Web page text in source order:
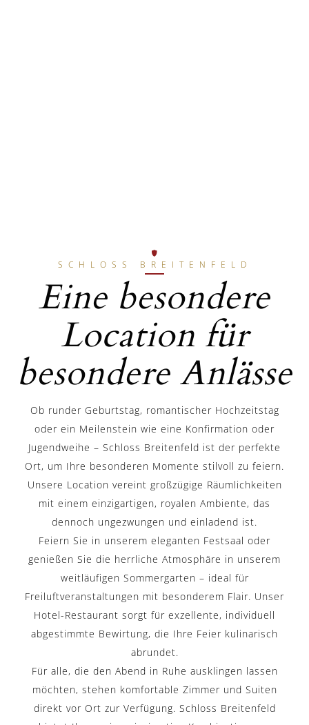
SCHLOSS BREITENFELD
Eine besondere
Location für
besondere Anlässe
Ob runder Geburtstag, romantischer Hochzeitstag
oder ein Meilenstein wie eine Konfirmation oder
Jugendweihe – Schloss Breitenfeld ist der perfekte
Ort, um Ihre besonderen Momente stilvoll zu feiern.
Unsere Location vereint großzügige Räumlichkeiten
mit einem einzigartigen, royalen Ambiente, das
dennoch ungezwungen und einladend ist.
Feiern Sie in unserem eleganten Festsaal oder
genießen Sie die herrliche Atmosphäre in unserem
weitläufigen Sommergarten – ideal für
Freiluftveranstaltungen mit besonderem Flair. Unser
Hotel-Restaurant sorgt für exzellente, individuell
abgestimmte Bewirtung, die Ihre Feier kulinarisch
abrundet.
Für alle, die den Abend in Ruhe ausklingen lassen
möchten, stehen komfortable Zimmer und Suiten
direkt vor Ort zur Verfügung. Schloss Breitenfeld